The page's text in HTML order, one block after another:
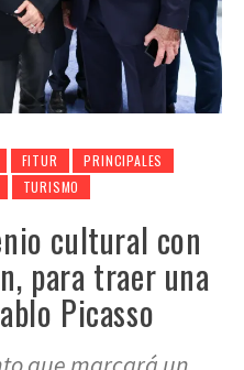
FITUR
PRINCIPALES
TURISMO
cultural con
para traer una
Picasso